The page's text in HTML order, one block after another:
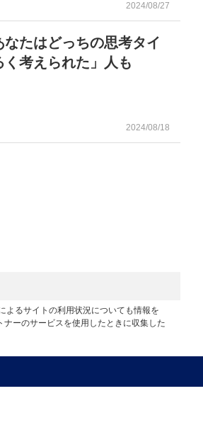
2024/08/27
たはどっちの思考タイ
考えられた」人も
2024/08/18
よるサイトの利用状況についても情報を
ーのサービスを使用したときに収集した